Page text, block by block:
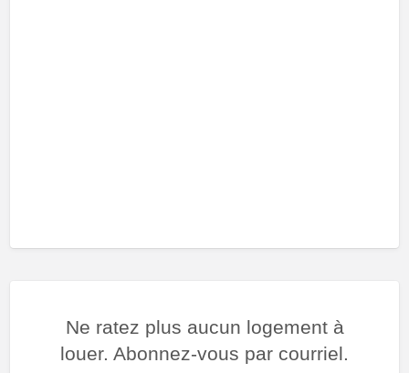
Ne ratez plus aucun logement à
louer. Abonnez-vous par courriel.